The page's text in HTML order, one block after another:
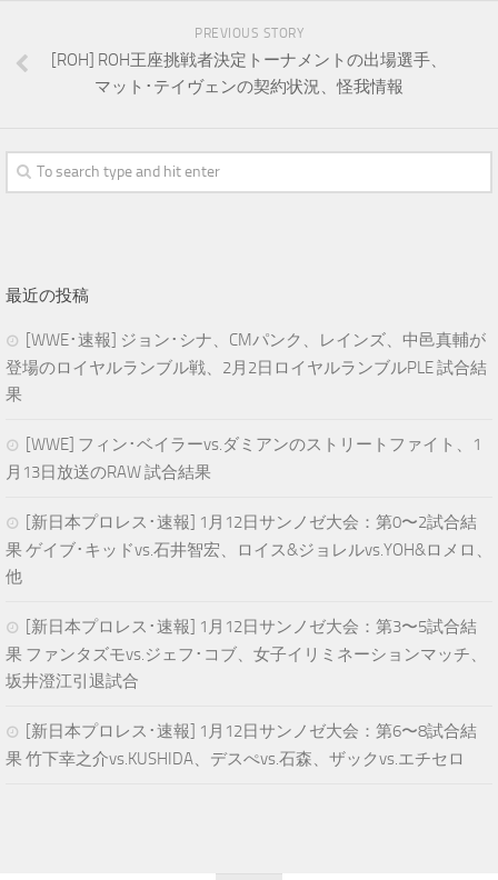
PREVIOUS STORY
[ROH] ROH王座挑戦者決定トーナメントの出場選手、
マット･テイヴェンの契約状況、怪我情報
最近の投稿
[WWE･速報] ジョン･シナ、CMパンク、レインズ、中邑真輔が
登場のロイヤルランブル戦、2月2日ロイヤルランブルPLE 試合結
果
[WWE] フィン･ベイラーvs.ダミアンのストリートファイト、1
月13日放送のRAW 試合結果
[新日本プロレス･速報] 1月12日サンノゼ大会：第0〜2試合結
果 ゲイブ･キッドvs.石井智宏、ロイス&ジョレルvs.YOH&ロメロ、
他
[新日本プロレス･速報] 1月12日サンノゼ大会：第3〜5試合結
果 ファンタズモvs.ジェフ･コブ、女子イリミネーションマッチ、
坂井澄江引退試合
[新日本プロレス･速報] 1月12日サンノゼ大会：第6〜8試合結
果 竹下幸之介vs.KUSHIDA、デスぺvs.石森、ザックvs.エチセロ